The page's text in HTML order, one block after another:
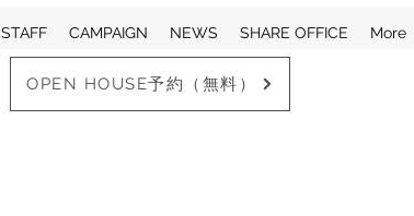
STAFF CAMPAIGN NEWS SHARE OFFICE More
OPEN HOUSE予約（無料）